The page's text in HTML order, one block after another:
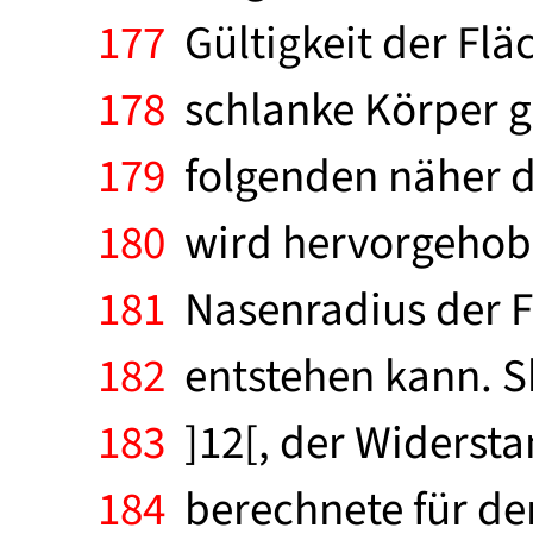
177 Gültigkeit der
178 schlanke Körper
179 folgenden näher
180 wird
181 Nasenradius der
182 entstehen kann.
183 ]12[, der
184 berechnete für